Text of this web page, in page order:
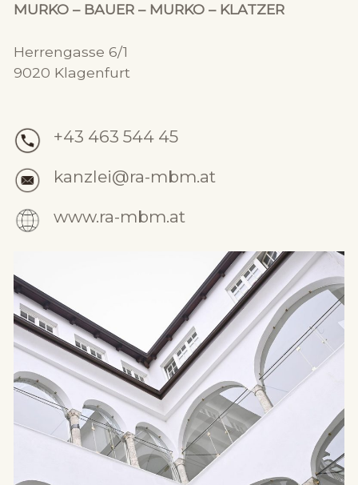
MURKO – BAUER – MURKO – KLATZER
Herrengasse 6/1
9020 Klagenfurt
+43 463 544 45
kanzlei@ra-mbm.at
www.ra-mbm.at